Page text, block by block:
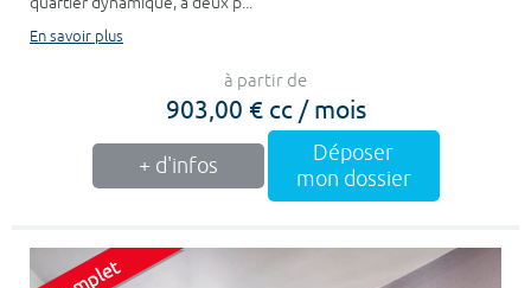
En savoir plus
à partir de
903,00 € cc / mois
+ d'infos
Déposer
mon dossier